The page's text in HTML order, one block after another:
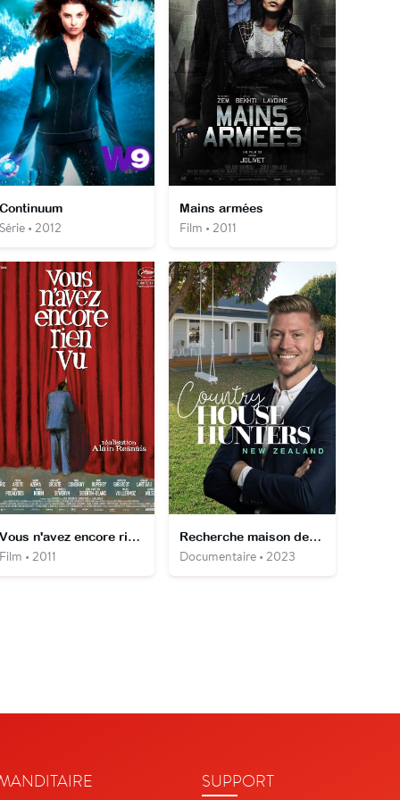
• 2012
Mains armées
Film • 2011
Vous n'avez encore rien vu
• 2011
Recherche maison de campagne Nouvelle-Zélande
Documentaire • 2023
SUPPORT